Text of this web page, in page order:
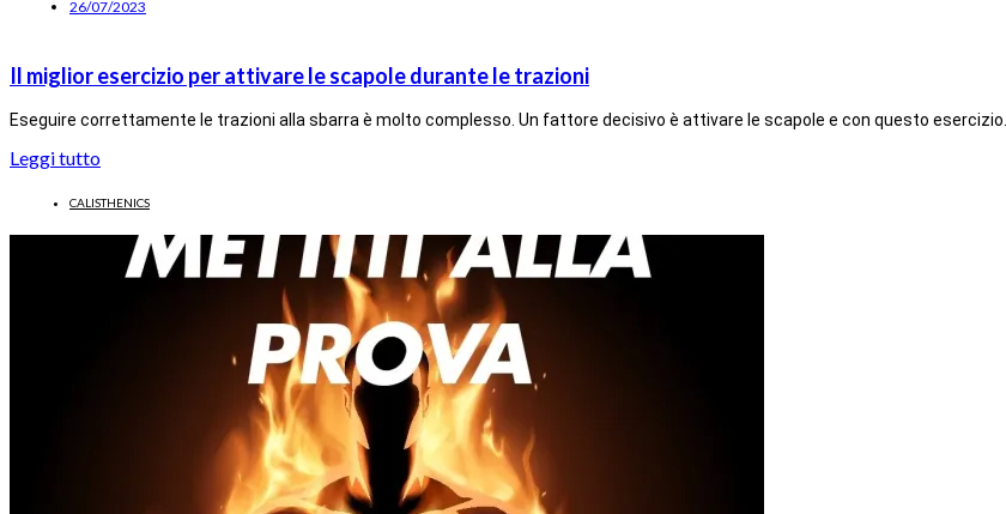
26/07/2023
Il miglior esercizio per attivare le scapole durante le trazioni
Eseguire correttamente le trazioni alla sbarra è molto complesso. Un fattore decisivo è attivare le scapole e con questo esercizio…
Leggi tutto
CALISTHENICS